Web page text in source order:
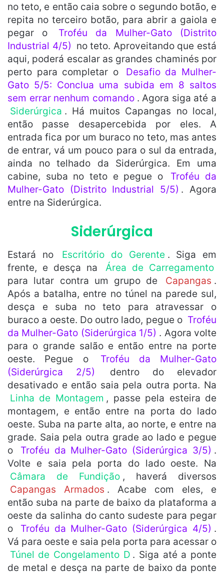
no teto, e então caia sobre o segundo botão, e
repita no terceiro botão, para abrir a gaiola e
pegar o
Troféu da Mulher-Gato (Distrito
Industrial 4/5) no teto. Aproveitando que está
aqui, poderá escalar as grandes chaminés por
perto para completar o
Desafio da Mulher-
Gato 5/5: Conclua uma subida em 8 saltos
sem errar nenhum comando . Agora siga até a
Siderúrgica . Há muitos Capangas no local,
então passe desapercebida por eles. A
entrada fica por um buraco no teto, mas antes
de entrar, vá um pouco para o sul da entrada,
ainda no telhado da Siderúrgica. Em uma
cabine, suba no teto e pegue o
Troféu da
Mulher-Gato (Distrito Industrial 5/5) . Agora
entre na Siderúrgica.
Siderúrgica
Estará no Escritório do Gerente . Siga em
frente, e desça na
Área de Carregamento
para lutar contra um grupo de
Capangas .
Após a batalha, entre no túnel na parede sul,
desça e suba no teto para atravessar o
buraco a oeste. Do outro lado, pegue o Troféu
da Mulher-Gato (Siderúrgica 1/5) . Agora volte
para o grande salão e então entre na porte
oeste. Pegue o
Troféu da Mulher-Gato
(Siderúrgica 2/5)
dentro do elevador
desativado e então saia pela outra porta. Na
Linha de Montagem , passe pela esteira de
montagem, e então entre na porta do lado
oeste. Suba na parte alta, ao norte, e entre na
grade. Saia pela outra grade ao lado e pegue
o
Troféu da Mulher-Gato (Siderúrgica 3/5) .
Volte e saia pela porta do lado oeste. Na
Câmara de Fundição , haverá diversos
Capangas Armados . Acabe com eles, e
então suba na parte de baixo da plataforma a
oeste da salinha do canto sudeste para pegar
o
Troféu da Mulher-Gato (Siderúrgica 4/5) .
Vá para oeste e saia pela porta para acessar o
Túnel de Congelamento D . Siga até a ponte
de metal e desça na parte de baixo da ponte